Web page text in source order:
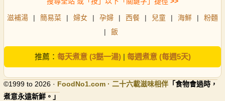
滋補湯 | 簡易菜 | 婦女 | 孕婦 | 西餐 | 兒童 | 海鮮 |
粉麵
|
飯
推薦： 每天煮意 (3餸一湯)| 每週煮意 (每週5天)
©1999 to 2026 · FoodNo1.com · 二十六載滋味相伴 「食物會過時，
煮意永遠新鮮。」